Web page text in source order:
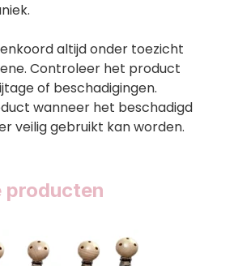
altijd onder toezicht
Controleer het product
of beschadigingen.
wanneer het beschadigd
veilig gebruikt kan worden.
producten